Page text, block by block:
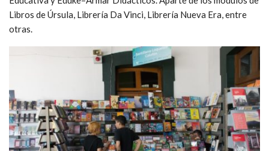
Libros de Úrsula, Librería Da Vinci, Librería Nueva Era, entre
otras.